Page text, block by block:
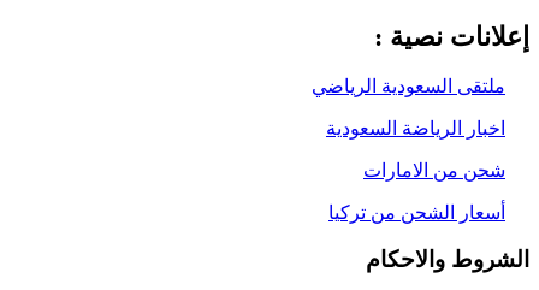
نصية :
السعودية الرياضي
الرياضة السعودية
من الامارات
الشحن من تركيا
والاحكام